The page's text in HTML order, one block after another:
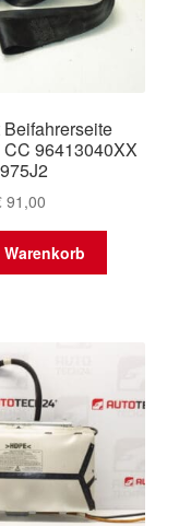
Beifahrerseite
96413040XX
91,00